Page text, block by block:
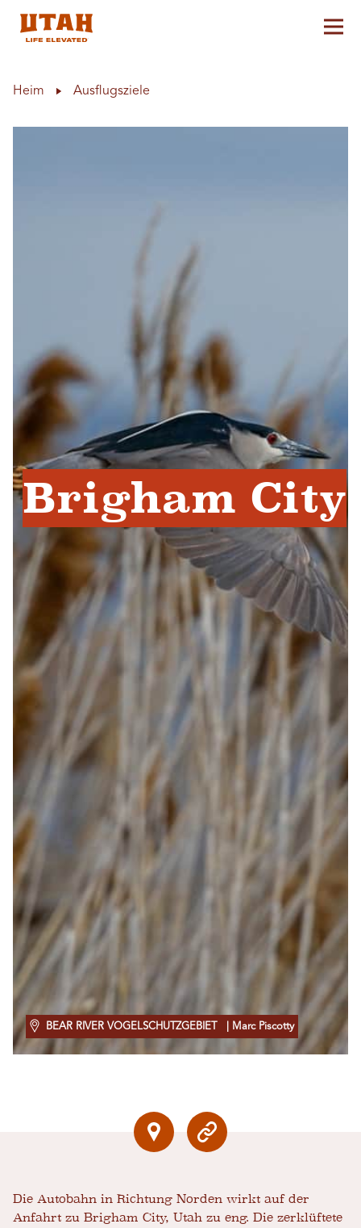
Heim Ausflugsziele
Brigham City
BEAR RIVER VOGELSCHUTZGEBIET | Marc Piscotty
Die Autobahn in Richtung Norden wirkt auf der
Anfahrt zu Brigham City, Utah zu eng. Die zerklüftete